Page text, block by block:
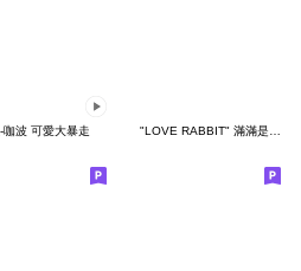
咖波 可愛大暴走 "LOVE RABBIT" 滿滿是愛 台灣版